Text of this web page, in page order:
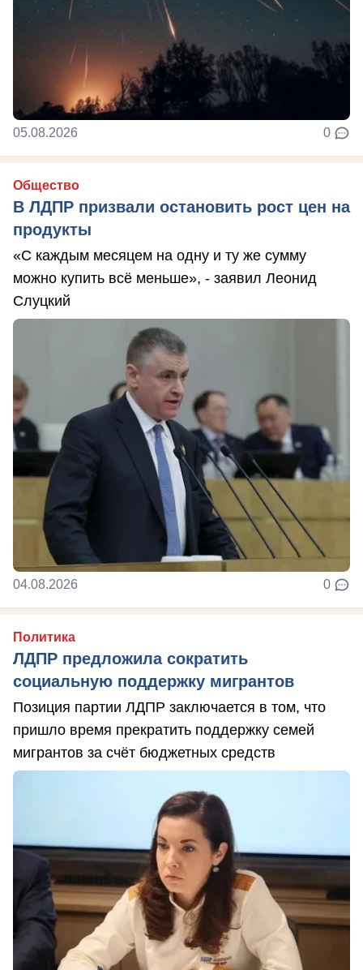
05.08.2026 0
Общество
В ЛДПР призвали остановить рост цен на
продукты
«С каждым месяцем на одну и ту же сумму
можно купить всё меньше», - заявил Леонид
Слуцкий
04.08.2026 0
Политика
ЛДПР предложила сократить
социальную поддержку мигрантов
Позиция партии ЛДПР заключается в том, что
пришло время прекратить поддержку семей
мигрантов за счёт бюджетных средств